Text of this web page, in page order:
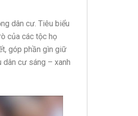
dân cư. Tiêu biểu
của các tộc họ
góp phần gìn giữ
dân cư sáng – xanh